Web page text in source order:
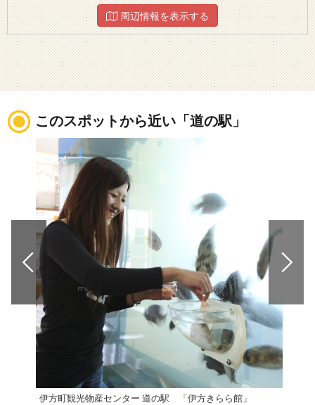
周辺情報を表示する
このスポットから近い「道の駅」
伊方町観光物産センター 道の駅 「伊方きらら館」